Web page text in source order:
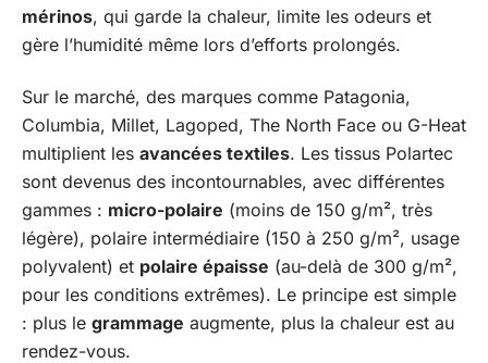
mérinos, qui garde la chaleur, limite les odeurs et
gère l’humidité même lors d’efforts prolongés.
Sur le marché, des marques comme Patagonia,
Columbia, Millet, Lagoped, The North Face ou G-Heat
multiplient les avancées textiles. Les tissus Polartec
sont devenus des incontournables, avec différentes
gammes : micro-polaire (moins de 150 g/m², très
légère), polaire intermédiaire (150 à 250 g/m², usage
polyvalent) et polaire épaisse (au-delà de 300 g/m²,
pour les conditions extrêmes). Le principe est simple
: plus le grammage augmente, plus la chaleur est au
rendez-vous.